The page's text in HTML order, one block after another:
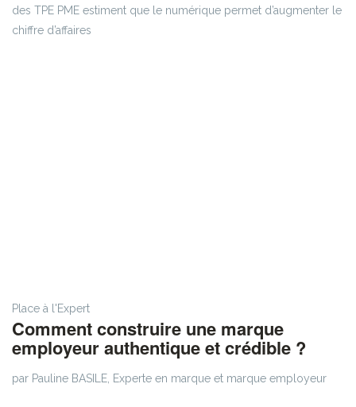
des TPE PME estiment que le numérique permet d’augmenter le
chiffre d’affaires
Place à l'Expert
Comment construire une marque
employeur authentique et crédible ?
par Pauline BASILE, Experte en marque et marque employeur